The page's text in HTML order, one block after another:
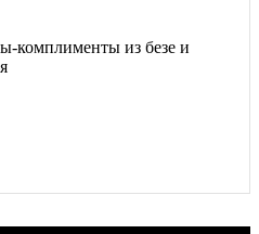
комплименты из безе и